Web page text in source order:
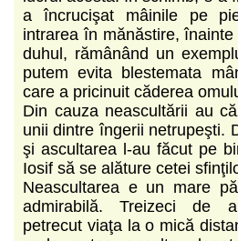
a încrucişat mâinile pe
intrarea în mănăstire,
duhul, rămânând un
putem evita blestemata
care a pricinuit căderea
Din cauza neascultării au
unii dintre îngerii netrupeşti.
şi ascultarea l-au făcut pe
Iosif să se alăture cetei
Neascultarea e un mare
admirabilă. Treizeci de
petrecut viaţa la o mică